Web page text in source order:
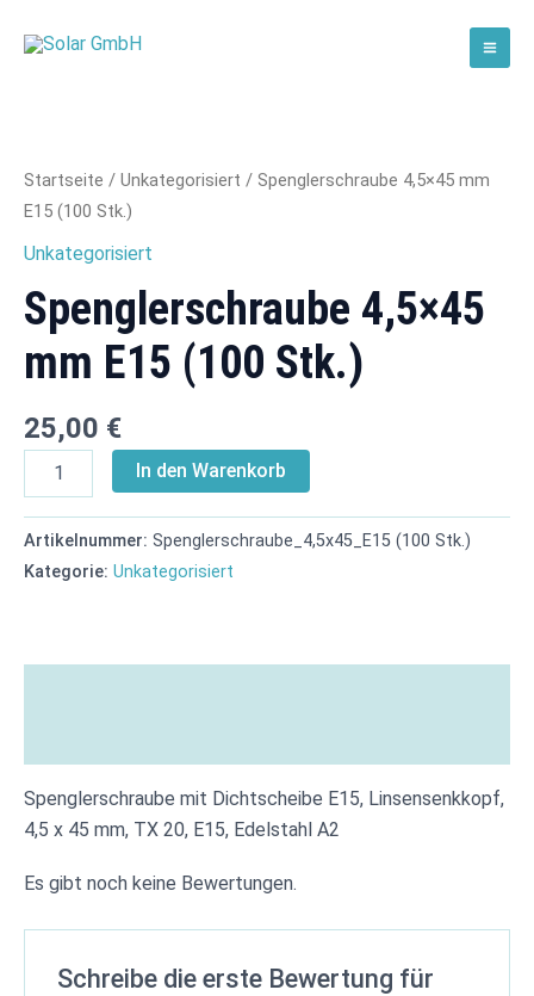
Inhalt
Startseite / Unkategorisiert / Spenglerschraube 4,5×45 mm
E15 (100 Stk.)
Unkategorisiert
Spenglerschraube 4,5×45
mm E15 (100 Stk.)
25,00 €
E15
(100
Menge
In den Warenkorb
Artikelnummer: Spenglerschraube_4,5x45_E15 (100 Stk.)
Kategorie: Unkategorisiert
Spenglerschraube mit Dichtscheibe E15, Linsensenkkopf,
4,5 x 45 mm, TX 20, E15, Edelstahl A2
Es gibt noch keine Bewertungen.
Schreibe die erste Bewertung für